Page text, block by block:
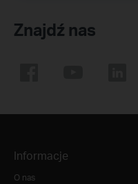
Znajdź nas
Informacje
O nas